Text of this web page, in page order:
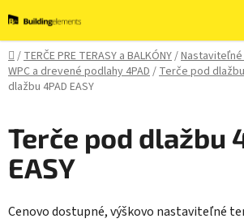
na
obsah
Domov
/TERČE PRE TERASY a BALKÓNY/
WPC a drevené podlahy 4PAD/Terče pod
dlažbu 4PAD EASY
Terče pod dlažbu
EASY
Cenovo dostupné, výškovo nastaviteľné